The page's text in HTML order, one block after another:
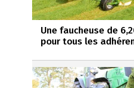
Une faucheuse de
pour tous les